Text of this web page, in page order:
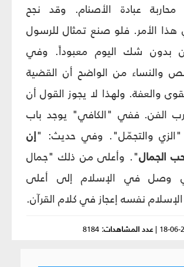
عبادة الأصنام. وقد نجح
الأمر. فلو صنع تمثال للرسول
بدون شك اليوم معبوداً. وفي
والنساء من الواضح أن القضية
والعفة. ولهذا لا يجوز القول أن
الفن. ففي "الكافي" يوجد باب
والتجمّل". وفي حديث: "إن
الجمال". وأعلى من ذلك "جمال
وصل في الإسلام إلى أعلى
نفسه إعجاز في كلام القرآن.
|عدد المشاهدات: 8184